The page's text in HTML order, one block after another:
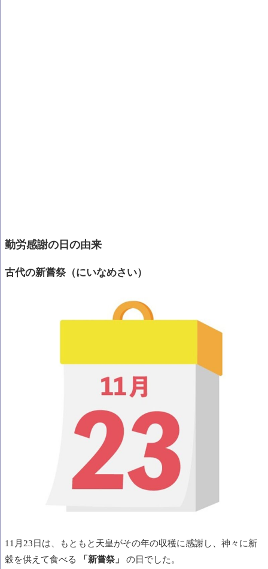
勤労感謝の日の由来
古代の新嘗祭（にいなめさい）
11月23日は、もともと天皇がその年の収穫に感謝し、神々に新
穀を供えて食べる
「新嘗祭」 の日でした。